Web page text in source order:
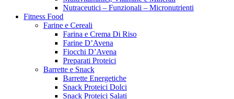
Nutraceutici – Funzionali – Micronutrienti
Fitness Food
Farine e Cereali
Farina e Crema Di Riso
Farine D’Avena
Fiocchi D’Avena
Preparati Proteici
Barrette e Snack
Barrette Energetiche
Snack Proteici Dolci
Snack Proteici Salati